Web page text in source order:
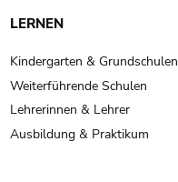
LERNEN
Kindergarten & Grundschulen
Weiterführende Schulen
Lehrerinnen & Lehrer
Ausbildung & Praktikum